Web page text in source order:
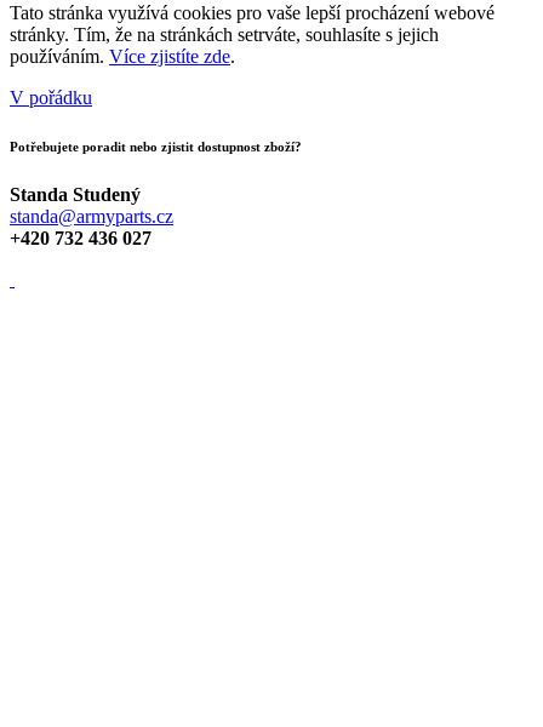
Tato stránka využívá cookies pro vaše lepší procházení webové
stránky. Tím, že na stránkách setrváte, souhlasíte s jejich
používáním. Více zjistíte zde.
V pořádku
Potřebujete poradit nebo zjistit dostupnost zboží?
Standa Studený
standa@armyparts.cz
+420 732 436 027